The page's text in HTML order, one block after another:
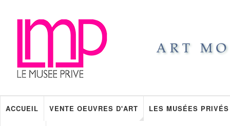
ACCUEIL VENTE OEUVRES D'ART LES MUSÉES PRIVÉS